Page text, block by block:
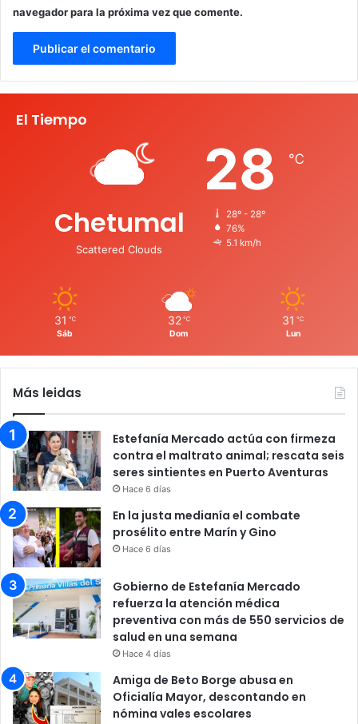
navegador para la próxima vez que comente.
El Tiempo
Chetumal
Scattered Clouds
28 ℃
28º - 28º
76%
5.1 km/h
31 ℃
Sáb
32 ℃
Dom
31 ℃
Lun
Más leidas
Estefanía Mercado actúa con firmeza
contra el maltrato animal; rescata seis
seres sintientes en Puerto Aventuras
Hace 6 días
En la justa medianía el combate
prosélito entre Marín y Gino
Hace 6 días
Gobierno de Estefanía Mercado
refuerza la atención médica
preventiva con más de 550 servicios de
salud en una semana
Hace 4 días
Amiga de Beto Borge abusa en
Oficialía Mayor, descontando en
nómina vales escolares